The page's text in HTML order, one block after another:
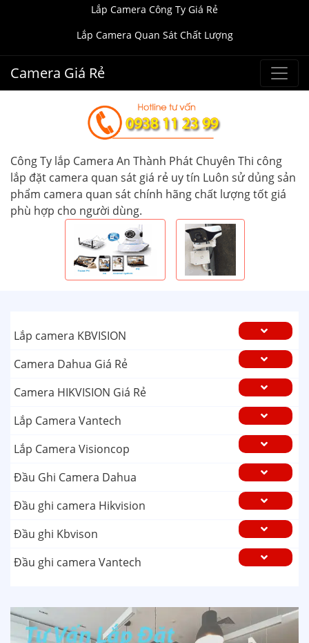
Lắp Camera Công Ty Giá Rẻ
Lắp Camera Quan Sát Chất Lượng
Camera Giá Rẻ
Công Ty lắp Camera An Thành Phát Chuyên Thi công
lắp đặt camera quan sát giá rẻ uy tín Luôn sử dủng sản
phẩm camera quan sát chính hãng chất lượng tốt giá
phù hợp cho người dùng.
Lắp camera KBVISION
Camera Dahua Giá Rẻ
Camera HIKVISION Giá Rẻ
Lắp Camera Vantech
Lắp Camera Visioncop
Đầu Ghi Camera Dahua
Đầu ghi camera Hikvision
Đầu ghi Kbvison
Đầu ghi camera Vantech